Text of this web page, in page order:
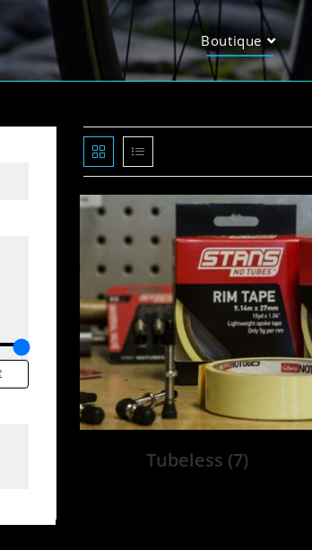
Boutique
Tubeless (7)